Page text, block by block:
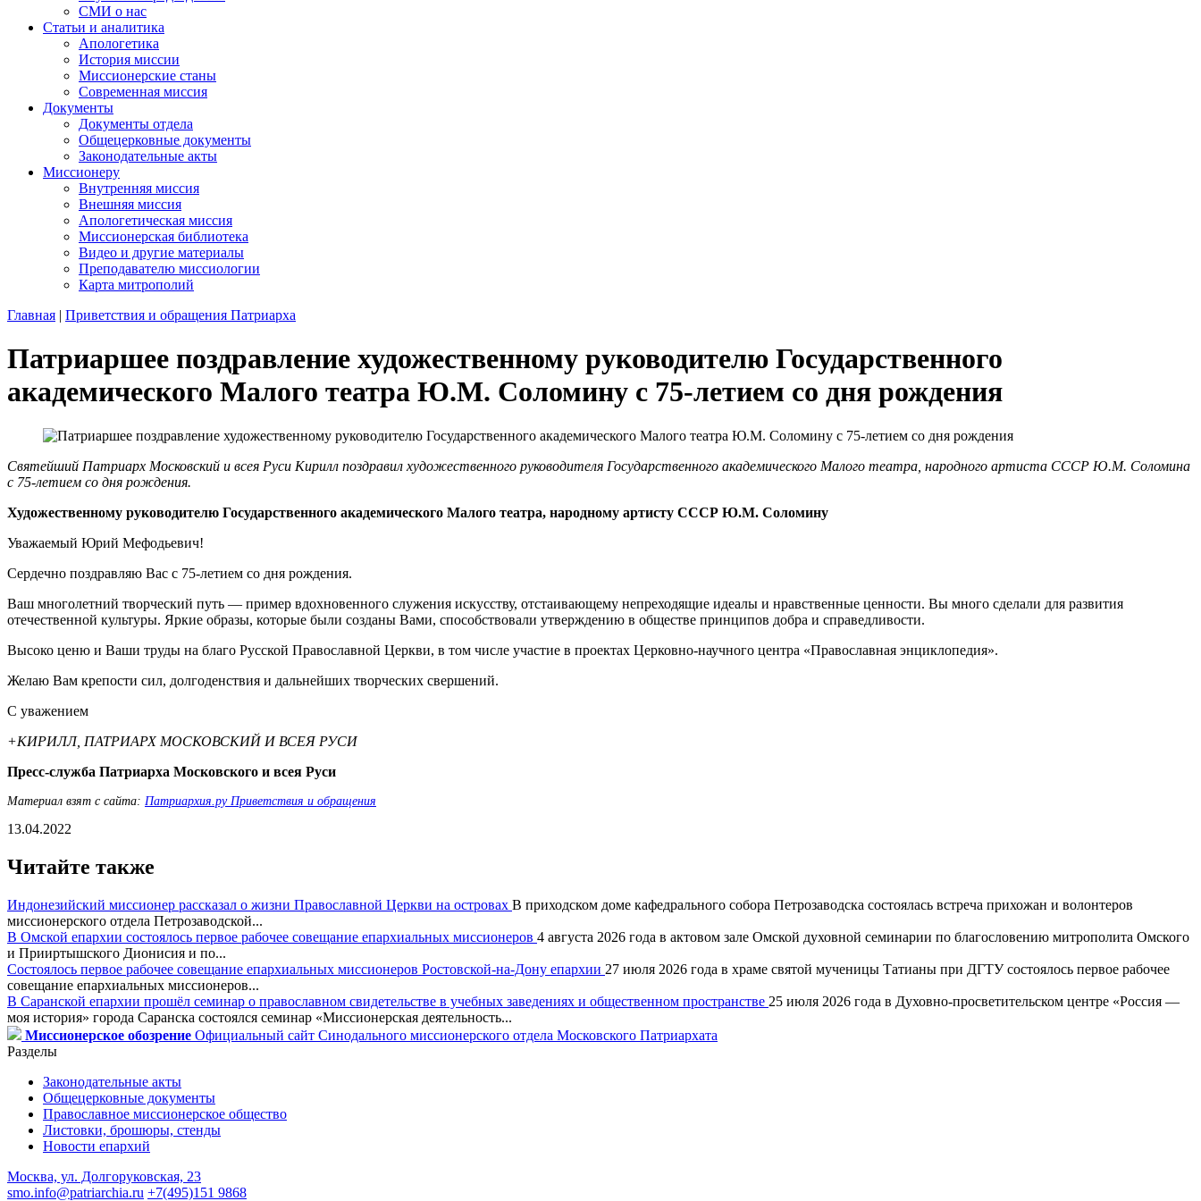
СМИ о нас
Статьи и аналитика
Апологетика
История миссии
Миссионерские станы
Современная миссия
Документы
Документы отдела
Общецерковные документы
Законодательные акты
Миссионеру
Внутренняя миссия
Внешняя миссия
Апологетическая миссия
Миссионерская библиотека
Видео и другие материалы
Преподавателю миссиологии
Карта митрополий
Главная | Приветствия и обращения Патриарха
Патриаршее поздравление художественному руководителю Государственного
академического Малого театра Ю.М. Соломину с 75-летием со дня рождения
Святейший Патриарх Московский и всея Руси Кирилл поздравил художественного руководителя Государственного академического Малого театра, народного артиста СССР Ю.М. Соломина
с 75-летием со дня рождения.
Художественному руководителю Государственного академического Малого театра, народному артисту СССР Ю.М. Соломину
Уважаемый Юрий Мефодьевич!
Сердечно поздравляю Вас с 75-летием со дня рождения.
Ваш многолетний творческий путь — пример вдохновенного служения искусству, отстаивающему непреходящие идеалы и нравственные ценности. Вы много сделали для развития
отечественной культуры. Яркие образы, которые были созданы Вами, способствовали утверждению в обществе принципов добра и справедливости.
Высоко ценю и Ваши труды на благо Русской Православной Церкви, в том числе участие в проектах Церковно-научного центра «Православная энциклопедия».
Желаю Вам крепости сил, долгоденствия и дальнейших творческих свершений.
С уважением
+КИРИЛЛ, ПАТРИАРХ МОСКОВСКИЙ И ВСЕЯ РУСИ
Пресс-служба Патриарха Московского и всея Руси
Материал взят с сайта: Патриархия.ру Приветствия и обращения
13.04.2022
Читайте также
Индонезийский миссионер рассказал о жизни Православной Церкви на островах В приходском доме кафедрального собора Петрозаводска состоялась встреча прихожан и волонтеров
миссионерского отдела Петрозаводской...
В Омской епархии состоялось первое рабочее совещание епархиальных миссионеров 4 августа 2026 года в актовом зале Омской духовной семинарии по благословению митрополита Омского
и Прииртышского Дионисия и по...
Состоялось первое рабочее совещание епархиальных миссионеров Ростовской-на-Дону епархии 27 июля 2026 года в храме святой мученицы Татианы при ДГТУ состоялось первое рабочее
совещание епархиальных миссионеров...
В Саранской епархии прошёл семинар о православном свидетельстве в учебных заведениях и общественном пространстве 25 июля 2026 года в Духовно-просветительском центре «Россия —
моя история» города Саранска состоялся семинар «Миссионерская деятельность...
Миссионерское обозрение Официальный сайт Синодального миссионерского отдела Московского Патриархата
Разделы
Законодательные акты
Общецерковные документы
Православное миссионерское общество
Листовки, брошюры, стенды
Новости епархий
Москва, ул. Долгоруковская, 23
smo.info@patriarchia.ru +7(495)151 9868